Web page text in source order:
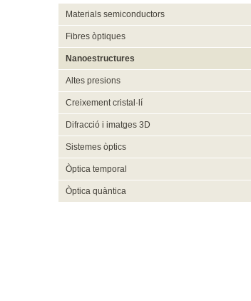
Materials semiconductors
Fibres òptiques
Nanoestructures
Altes presions
Creixement cristal·lí
Difracció i imatges 3D
Sistemes òptics
Òptica temporal
Òptica quàntica